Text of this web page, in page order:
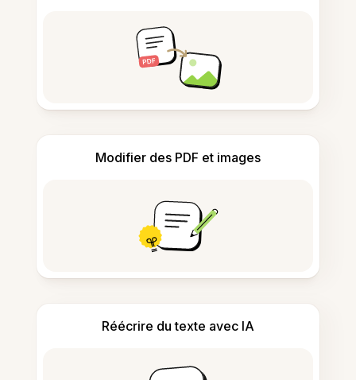
Modifier des PDF et images
Réécrire du texte avec IA